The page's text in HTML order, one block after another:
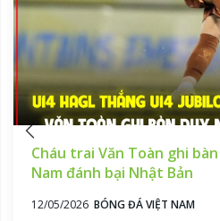
Cháu trai Văn Toàn ghi
Nam đánh bại Nhật Bản
12/05/2026 BÓNG ĐÁ VIỆT NAM